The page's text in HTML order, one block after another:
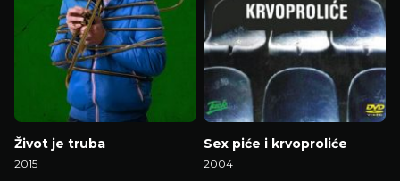
Život je truba
2015
Sex piće i krvoproliće
2004